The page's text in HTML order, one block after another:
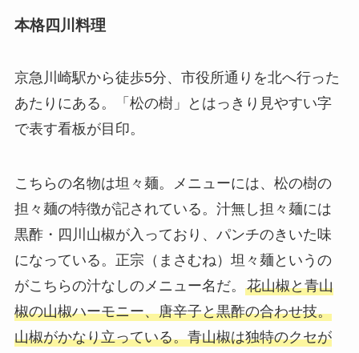
本格四川料理
京急川崎駅から徒歩5分、市役所通りを北へ行った
あたりにある。「松の樹」とはっきり見やすい字
で表す看板が目印。
こちらの名物は坦々麺。メニューには、松の樹の
担々麺の特徴が記されている。汁無し担々麺には
黒酢・四川山椒が入っており、パンチのきいた味
になっている。正宗（まさむね）坦々麺というの
がこちらの汁なしのメニュー名だ。 花山椒と青山
椒の山椒ハーモニー、唐辛子と黒酢の合わせ技。
山椒がかなり立っている。青山椒は独特のクセが